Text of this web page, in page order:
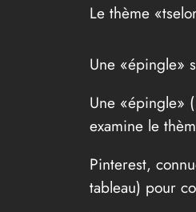
Le thème
Une «épingle»
Une «épingle»
examine le
Pinterest,
tableau) pour